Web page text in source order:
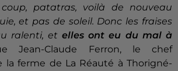
patatras, voilà de nouveau
et pas de soleil. Donc les fraises
ralenti, etelles ont eu du mal à
Jean-Claude Ferron, le chef
la ferme de La Réauté à Thorigné-